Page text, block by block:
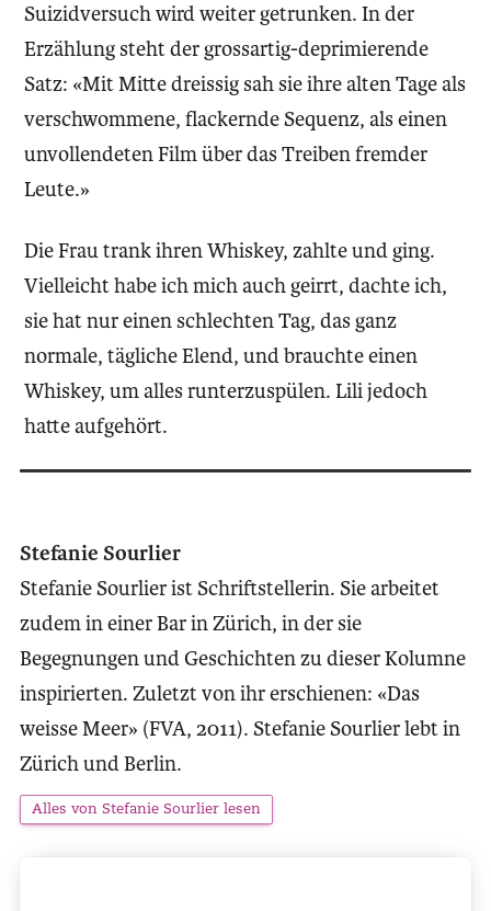
Suizidversuch wird weiter getrunken. In der
Erzählung steht der grossartig-deprimierende
Satz: «Mit Mitte dreissig sah sie ihre alten Tage als
verschwommene, flackernde Sequenz, als einen
unvollendeten Film über das Treiben fremder
Leute.»
Die Frau trank ihren Whiskey, zahlte und ging.
Vielleicht habe ich mich auch geirrt, dachte ich,
sie hat nur einen schlechten Tag, das ganz
normale, tägliche Elend, und brauchte einen
Whiskey, um alles runterzuspülen. Lili jedoch
hatte aufgehört.
Stefanie Sourlier
Stefanie Sourlier ist Schriftstellerin. Sie arbeitet
zudem in einer Bar in Zürich, in der sie
Begegnungen und Geschichten zu dieser Kolumne
inspirierten. Zuletzt von ihr erschienen: «Das
weisse Meer» (FVA, 2011). Stefanie Sourlier lebt in
Zürich und Berlin.
Alles von Stefanie Sourlier lesen